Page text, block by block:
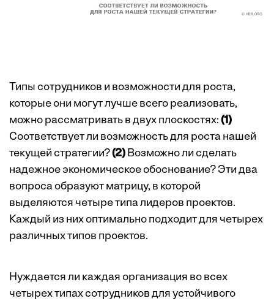
Типы сотрудников и возможности для роста,
которые они могут лучше всего реализовать,
можно рассматривать в двух плоскостях: (1)
Соответствует ли возможность для роста нашей
текущей стратегии?(2) Возможно ли сделать
надежное экономическое обоснование? Эти два
вопроса образуют матрицу, в которой
выделяются четыре типа лидеров проектов.
Каждый из них оптимально подходит для четырех
различных типов проектов.
Нуждается ли каждая организация во всех
четырех типах сотрудников для устойчивого